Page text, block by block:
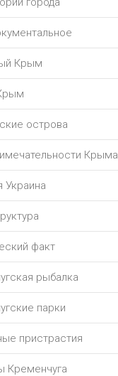
Крым
острова
Крыма
Украина
факт
рыбалка
парки
пристрастия
Кременчуга